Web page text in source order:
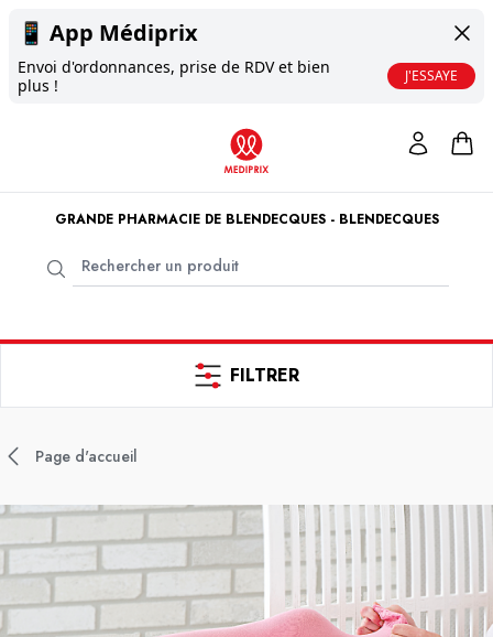
📱 App Médiprix
Envoi d'ordonnances, prise de RDV et bien
plus !
J'ESSAYE
GRANDE PHARMACIE DE BLENDECQUES - BLENDECQUES
FILTRER
Page d'accueil